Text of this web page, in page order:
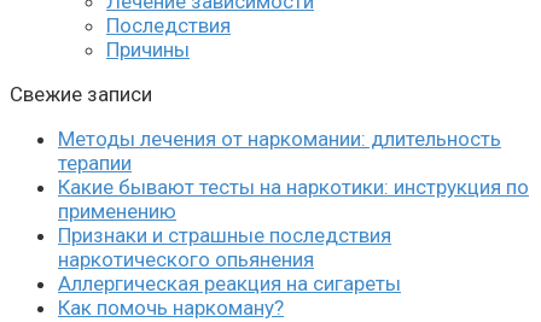
Последствия
Причины
Свежие записи
Методы лечения от наркомании: длительность
терапии
Какие бывают тесты на наркотики: инструкция по
применению
Признаки и страшные последствия
наркотического опьянения
Аллергическая реакция на сигареты
Как помочь наркоману?